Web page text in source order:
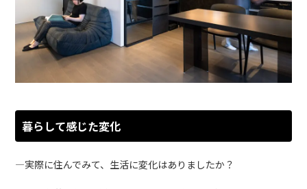
暮らして感じた変化
―実際に住んでみて、生活に変化はありましたか？